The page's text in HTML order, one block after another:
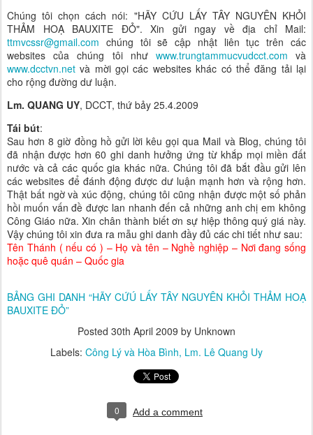
Chúng tôi chọn cách nói: "HÃY CỨU LẤY TÂY NGUYÊN KHỎI
THẢM HOẠ BAUXITE ĐỎ". Xin gửi ngay về địa chỉ Mail:
ttmvcssr@gmail.com chúng tôi sẽ cập nhật liên tục trên các
websites của chúng tôi nhưwww.trungtammucvudcct.com và
www.dcctvn.net và mời gọi các websites khác có thể đăng tải lại
cho rộng đường dư luận.
Lm. QUANG UY, DCCT, thứ bảy 25.4.2009
Tái bút:
Sau hơn 8 giờ đồng hồ gửi lời kêu gọi qua Mail và Blog, chúng tôi
đã nhận được hơn 60 ghi danh hưởng ứng từ khắp mọi miền đất
nước và cả các quốc gia khác nữa. Chúng tôi đã bắt đầu gửi lên
các websites để đánh động được dư luận mạnh hơn và rộng hơn.
Thật bất ngờ và xúc động, chúng tôi cũng nhận được một số phản
hồi muốn vấn đề được lan nhanh đến cả những anh chị em không
Công Giáo nữa. Xin chân thành biết ơn sự hiệp thông quý giá này.
Vậy chúng tôi xin đưa ra mẫu ghi danh đầy đủ các chi tiết như sau:
Tên Thánh ( nếu có ) – Họ và tên – Nghề nghiệp – Nơi đang sống
hoặc quê quán – Quốc gia
BẢNG GHI DANH “HÃY CỨÚ LẤY TÂY NGUYÊN KHỎI THẢM HOẠ
BAUXITE ĐỎ”
Posted 30th April 2009 by Unknown
Labels: Công Lý và Hòa Bình Lm. Lê Quang Uy
0 Add a comment